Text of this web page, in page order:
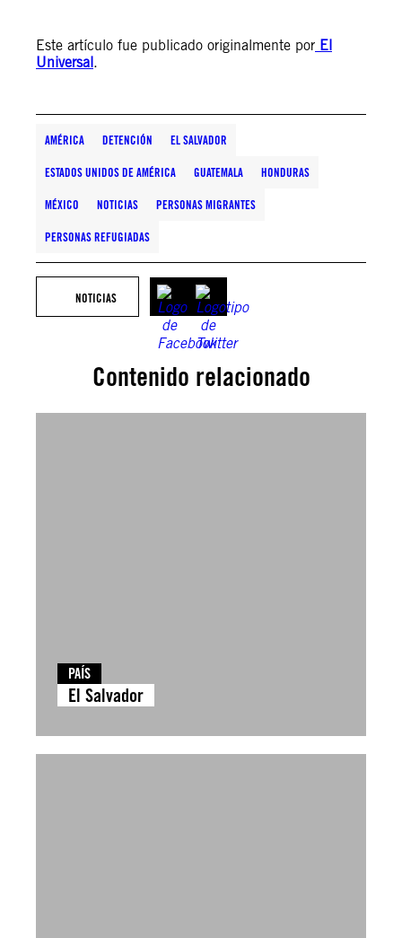
Este artículo fue publicado originalmente por El
Universal.
AMÉRICA DETENCIÓN EL SALVADOR
ESTADOS UNIDOS DE AMÉRICA GUATEMALA HONDURAS
MÉXICO NOTICIAS PERSONAS MIGRANTES
PERSONAS REFUGIADAS
NOTICIAS
Contenido relacionado
PAÍS
El Salvador